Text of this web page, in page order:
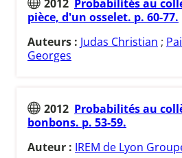
2012 Probabilités au
pièce, d'un osselet. p. 60-77.
Auteurs : Judas Christian ;
Georges
2012 Probabilités au
bonbons. p. 53-59.
Auteur : IREM de Lyon